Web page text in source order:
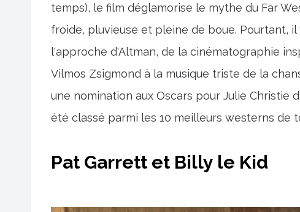
temps), le film déglamorise le mythe du Far
froide, pluvieuse et pleine de boue. Pourtant,
l'approche d'Altman, de la cinématographie
Vilmos Zsigmond à la musique triste de la
une nomination aux Oscars pour Julie
été classé parmi les 10 meilleurs westerns de
Pat Garrett et Billy le Kid